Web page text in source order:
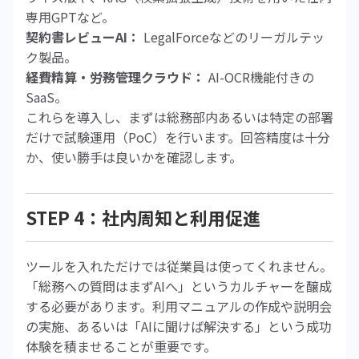
専用GPTなど。
契約書レビューAI： LegalForceなどのリーガルテッ
ク製品。
経費精算・労務管理クラウド： AI-OCR機能付きの
SaaS。
これらを導入し、まずは総務部内あるいは特定の部署
だけで試験運用（PoC）を行います。回答精度は十分
か、使い勝手は良いかを確認します。
STEP 4：社内周知と利用促進
ツールを入れただけでは従業員は使ってくれません。
「総務への質問はまずAIへ」というカルチャーを醸成
する必要があります。利用マニュアルの作成や説明会
の実施、あるいは「AIに聞けば解決する」という成功
体験を積ませることが重要です。